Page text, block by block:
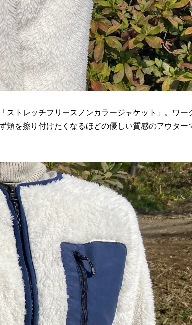
ストレッチフリースノンカラージャケット」。ワー
頬を擦り付けたくなるほどの優しい質感のアウター